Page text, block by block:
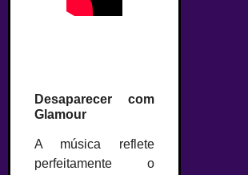
Desaparecer com
Glamour
A música reflete
perfeitamente o